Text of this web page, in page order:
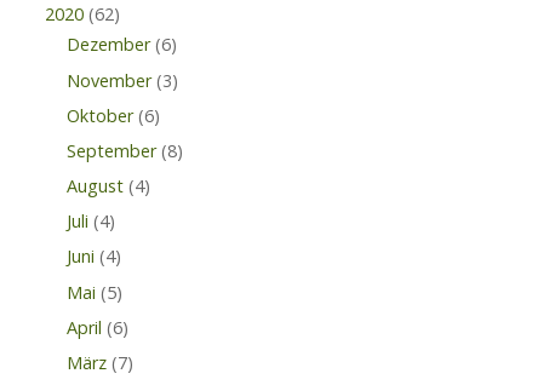
2020 (62)
Dezember (6)
November (3)
Oktober (6)
September (8)
August (4)
Juli (4)
Juni (4)
Mai (5)
April (6)
März (7)